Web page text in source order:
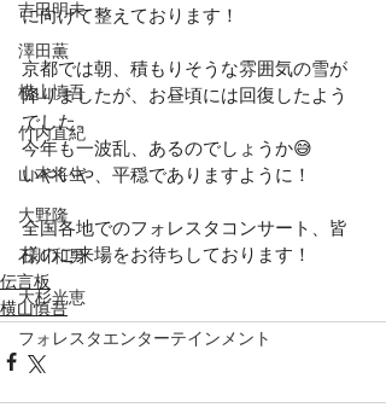
吉田明未
澤田薫
横山慎吾
竹内直紀
山本将生
大野隆
石川和男
大杉光恵
フォレスタエンターテインメント
に向けて整えております！
京都では朝、積もりそうな雰囲気の雪が
降りましたが、お昼頃には回復したよう
でした。
今年も一波乱、あるのでしょうか😅
いやいや、平穏でありますように！
全国各地でのフォレスタコンサート、皆
様のご来場をお待ちしております！
伝言板
横山慎吾